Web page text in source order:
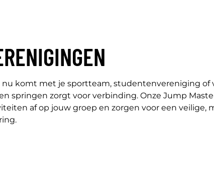
nu komt met je sportteam, studentenvereniging of
springen zorgt voor verbinding. Onze Jump
af op jouw groep en zorgen voor een veilige,